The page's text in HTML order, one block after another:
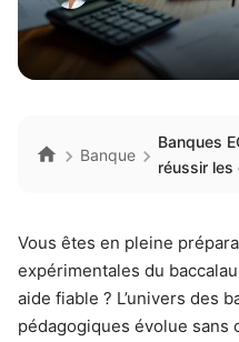
Banque
Banques
réussir
Vous êtes en pleine
expérimentales du
aide fiable ? L’univers des
pédagogiques évolue sans